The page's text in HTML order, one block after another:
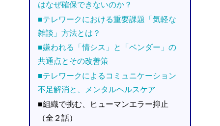
はなぜ確保できないのか？
■テレワークにおける重要課題「気軽な
雑談」方法とは？
■嫌われる「情シス」と「ベンダー」の
共通点とその改善策
■テレワークによるコミュニケーション
不足解消と、メンタルヘルスケア
■組織で挑む、ヒューマンエラー抑止
（全２話）